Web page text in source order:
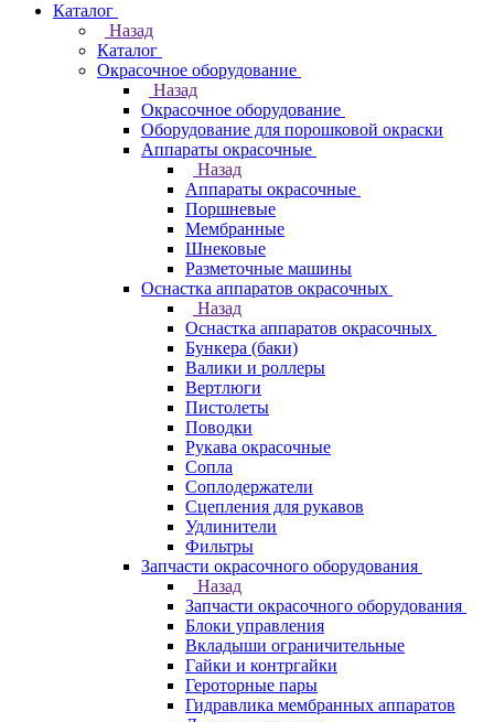
Каталог
Назад
Каталог
Окрасочное оборудование
Назад
Окрасочное оборудование
Оборудование для порошковой окраски
Аппараты окрасочные
Назад
Аппараты окрасочные
Поршневые
Мембранные
Шнековые
Разметочные машины
Оснастка аппаратов окрасочных
Назад
Оснастка аппаратов окрасочных
Бункера (баки)
Валики и роллеры
Вертлюги
Пистолеты
Поводки
Рукава окрасочные
Сопла
Соплодержатели
Сцепления для рукавов
Удлинители
Фильтры
Запчасти окрасочного оборудования
Назад
Запчасти окрасочного оборудования
Блоки управления
Вкладыши ограничительные
Гайки и контргайки
Героторные пары
Гидравлика мембранных аппаратов